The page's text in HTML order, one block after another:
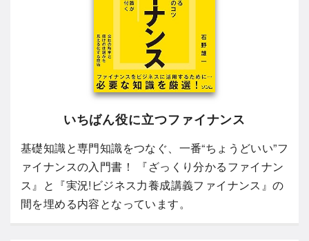
いちばん役に立つファイナンス
基礎知識と専門知識をつなぐ、一番“ちょうどいい”フ
ァイナンスの入門書！ 『ざっくり分かるファイナン
ス』と『実況!ビジネス力養成講義ファイナンス』の
間を埋める内容となっています。